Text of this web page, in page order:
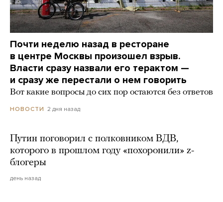
Почти неделю назад в ресторане
в центре Москвы произошел взрыв.
Власти сразу назвали его терактом —
и сразу же перестали о нем говорить
Вот какие вопросы до сих пор остаются без ответов
НОВОСТИ 2 дня назад
Путин поговорил с полковником ВДВ,
которого в прошлом году «похоронили» z-
блогеры
день назад